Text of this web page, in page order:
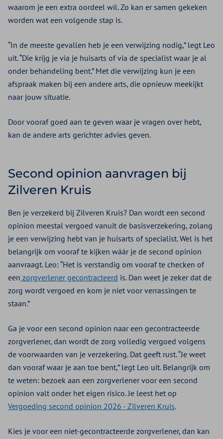
waarom je een extra oordeel wil. Zo kan er samen gekeken
worden wat een volgende stap is.
“In de meeste gevallen heb je een verwijzing nodig,” legt Leo
uit. “Die krijg je via je huisarts of via de specialist waar je al
onder behandeling bent.” Met die verwijzing kun je een
afspraak maken bij een andere arts, die opnieuw meekijkt
naar jouw situatie.
Door vooraf goed aan te geven waar je vragen over hebt,
kan de andere arts gerichter advies geven.
Second opinion aanvragen bij
Zilveren Kruis
Ben je verzekerd bij Zilveren Kruis? Dan wordt een second
opinion meestal vergoed vanuit de basisverzekering, zolang
je een verwijzing hebt van je huisarts of specialist. Wel is het
belangrijk om vooraf te kijken wáár je de second opinion
aanvraagt. Leo: “Het is verstandig om vooraf te checken of
een zorgverlener gecontracteerd is. Dan weet je zeker dat de
zorg wordt vergoed en kom je niet voor verrassingen te
staan.”
Ga je voor een second opinion naar een gecontracteerde
zorgverlener, dan wordt de zorg volledig vergoed volgens
de voorwaarden van je verzekering. Dat geeft rust. “Je weet
dan vooraf waar je aan toe bent,” legt Leo uit. Belangrijk om
te weten: bezoek aan een zorgverlener voor een second
opinion valt onder het eigen risico. Je leest het op
Vergoeding second opinion 2026 - Zilveren Kruis.
Kies je voor een niet-gecontracteerde zorgverlener, dan kan